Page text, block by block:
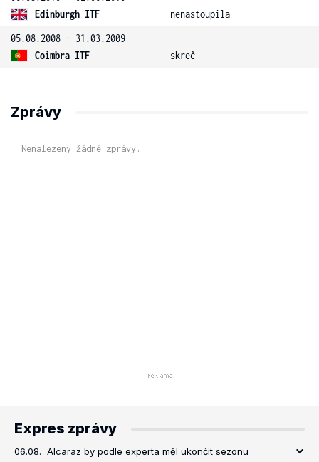
Edinburgh ITF
nenastoupila
05.08.2008 - 31.03.2009
Coimbra ITF
skreč
Zprávy
Nenalezeny žádné zprávy.
Expres zprávy
06.08. Alcaraz by podle experta měl ukončit sezonu